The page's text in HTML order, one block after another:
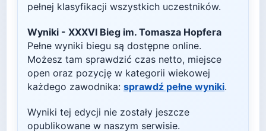
pełnej klasyfikacji wszystkich uczestników.
Wyniki - XXXVI Bieg im. Tomasza Hopfera
Pełne wyniki biegu są dostępne online.
Możesz tam sprawdzić czas netto, miejsce
open oraz pozycję w kategorii wiekowej
każdego zawodnika: sprawdź pełne wyniki.
Wyniki tej edycji nie zostały jeszcze
opublikowane w naszym serwisie.